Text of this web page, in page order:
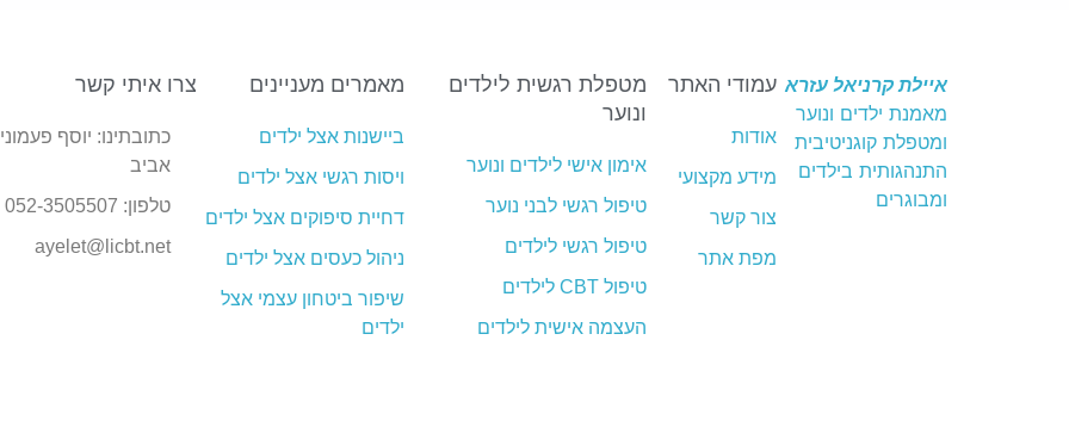
איילת קרניאל עזרא
מאמנת ילדים ונוער
ומטפלת קוגניטיבית
התנהגותית בילדים
ומבוגרים
עמודי האתר
אודות
מידע מקצועי
צור קשר
מפת אתר
מטפלת רגשית לילדים
ונוער
אימון אישי לילדים ונוער
טיפול רגשי לבני נוער
טיפול רגשי לילדים
טיפול CBT לילדים
העצמה אישית לילדים
מאמרים מעניינים
ביישנות אצל ילדים
ויסות רגשי אצל ילדים
דחיית סיפוקים אצל ילדים
ניהול כעסים אצל ילדים
שיפור ביטחון עצמי אצל
ילדים
צרו איתי קשר
אביב
טלפון: 052-3505507
ayelet@licbt.net